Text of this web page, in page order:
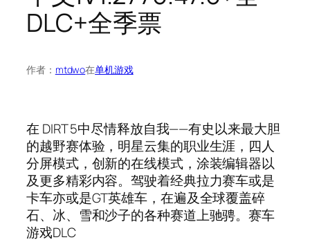
DLC+全季票
作者： mtdwo在单机游戏
在 DIRT 5中尽情释放自我——有史以来最大胆
的越野赛体验，明星云集的职业生涯，四人
分屏模式，创新的在线模式，涂装编辑器以
及更多精彩内容。驾驶着经典拉力赛车或是
卡车亦或是GT英雄车，在遍及全球覆盖碎
石、冰、雪和沙子的各种赛道上驰骋。赛车
游戏DLC